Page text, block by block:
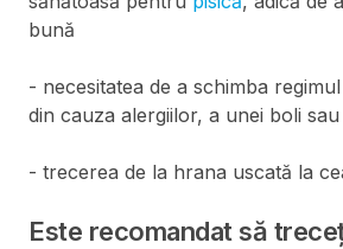
bună
- necesitatea de a schimba
din cauza alergiilor, a unei boli
- trecerea de la hrana uscată la
Este recomandat să